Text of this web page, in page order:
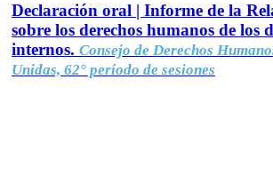
Declaración oral | Informe de la
sobre los derechos humanos de los
internos. Consejo de Derechos
Unidas, 62° período de sesiones